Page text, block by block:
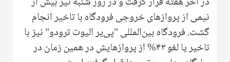
نیمی از پروازهای خروجی فرودگاه با تاخیر انجام
گشت. فرودگاه بین‌المللی "پی‌یر الیوت ترودو" نیز با
تاخیر یا لغو ۴۳% از پروازهایش در همین زمان در